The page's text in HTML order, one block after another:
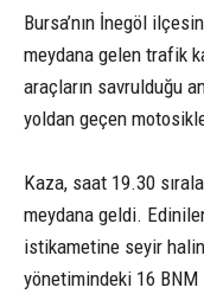
Bursa’nın İnegöl
meydana gelen trafik
araçların savrulduğu
yoldan geçen
Kaza, saat 19.30
meydana geldi.
istikametine seyir
yönetimindeki 16 BNM